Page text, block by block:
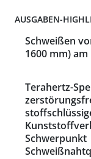
AUSGABEN-
Schweißen
1600 mm)
Terahertz-
Schwerpunkt